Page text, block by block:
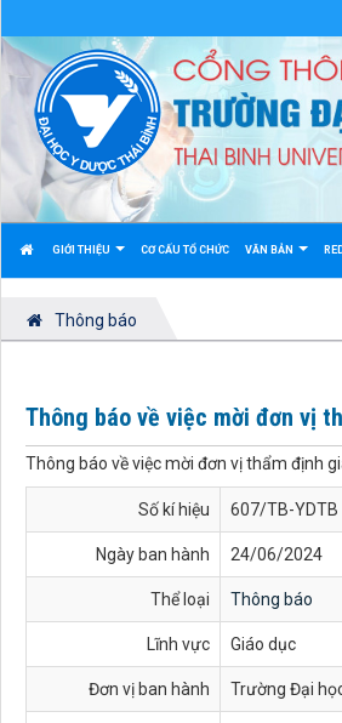
GIỚI THIỆU CƠ CẤU TỔ CHỨC VĂN BẢN
Thông báo
Thông báo về việc mời đơn vị
Thông báo về việc mời đơn vị thẩm định
Số kí hiệu 607/TB-YDTB
Ngày ban hành 24/06/2024
Thể loại Thông báo
Lĩnh vực Giáo dục
Đơn vị ban hành Trường Đại